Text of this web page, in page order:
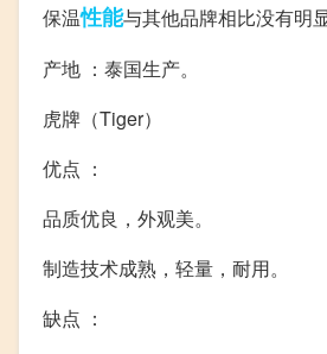
保温性能与其他品牌相比没有明
产地 ：泰国生产。
虎牌（Tiger）
优点 ：
品质优良，外观美。
制造技术成熟，轻量，耐用。
缺点 ：